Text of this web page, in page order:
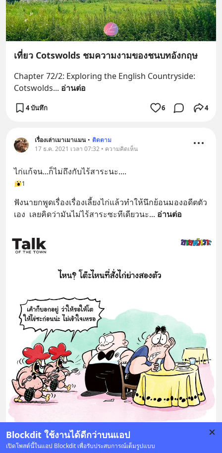
Blockdit ใช้งานได้ดีกว่าบนแอป
เปิดโพสต์นี้ในแอป Blockdit เพื่อรับประสบการณ์เต็มรูปแบบ
เที่ยว Cotswolds ชมความงามของชนบทอังกฤษ
Chapter 72/2: Exploring the English Countryside:
Cotswolds... อ่านต่อ
4 บันทึก 6 4
เรื่องเล่าเมาเมาแมน • ติดตาม
17 ธ.ค. 2021 เวลา 07:32 • ความคิดเห็น
ไก่แก้จน...ก็ไม่ถึงกับไร้สาระนะ....
1
ฟังนายกพูดเรื่องเรื่องเลี้ยงไก่แล้วทำให้นึกย้อนมองอดีตตัว
เอง  เลยคิดว่ามันไม่ไร้สาระซะทีเดียวนะ... อ่านต่อ